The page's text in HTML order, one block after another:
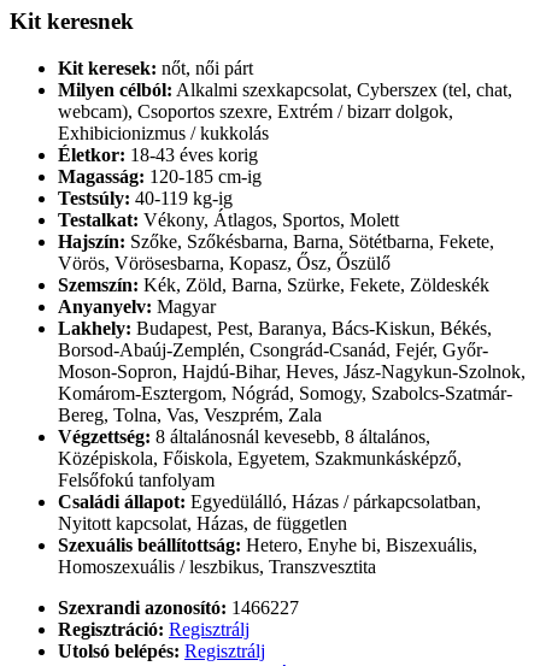
Kit keresnek
Kit keresek: nőt, női párt
Milyen célból: Alkalmi szexkapcsolat, Cyberszex (tel, chat,
webcam), Csoportos szexre, Extrém / bizarr dolgok,
Exhibicionizmus / kukkolás
Életkor: 18-43 éves korig
Magasság: 120-185 cm-ig
Testsúly: 40-119 kg-ig
Testalkat: Vékony, Átlagos, Sportos, Molett
Hajszín: Szőke, Szőkésbarna, Barna, Sötétbarna, Fekete,
Vörös, Vörösesbarna, Kopasz, Ősz, Őszülő
Szemszín: Kék, Zöld, Barna, Szürke, Fekete, Zöldeskék
Anyanyelv: Magyar
Lakhely: Budapest, Pest, Baranya, Bács-Kiskun, Békés,
Borsod-Abaúj-Zemplén, Csongrád-Csanád, Fejér, Győr-
Moson-Sopron, Hajdú-Bihar, Heves, Jász-Nagykun-Szolnok,
Komárom-Esztergom, Nógrád, Somogy, Szabolcs-Szatmár-
Bereg, Tolna, Vas, Veszprém, Zala
Végzettség: 8 általánosnál kevesebb, 8 általános,
Középiskola, Főiskola, Egyetem, Szakmunkásképző,
Felsőfokú tanfolyam
Családi állapot: Egyedülálló, Házas / párkapcsolatban,
Nyitott kapcsolat, Házas, de független
Szexuális beállítottság: Hetero, Enyhe bi, Biszexuális,
Homoszexuális / leszbikus, Transzvesztita
Szexrandi azonosító: 1466227
Regisztráció: Regisztrálj
Utolsó belépés: Regisztrálj